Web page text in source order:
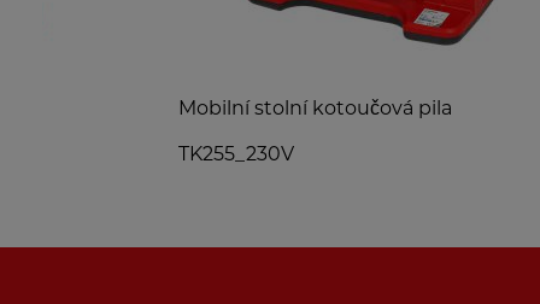
Mobilní stolní kotoučová pila
TK255_230V